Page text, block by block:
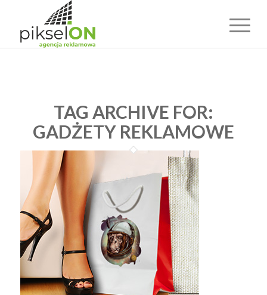
TAG ARCHIVE FOR:
GADŻETY REKLAMOWE